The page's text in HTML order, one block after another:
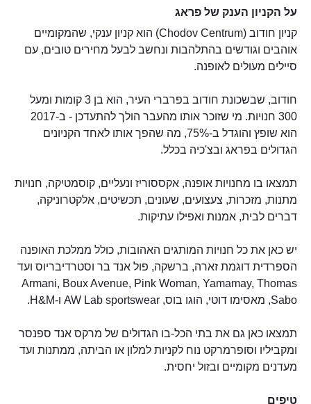
על הקניון הענק של פראג
קניון חודוב (Chodov Centrum) הוא קניון ענקי, שהמקומיים
אוהבים וגודשים בהתלהבות ונחשב לבעל מחירים טובים, עם
סיילים מעולים לאופנה.
חודוב, שבשכונת חודוב בפרברי העיר, הוא בן 3 קומות ומעל
300 חנויות. מי שזוכר אותו מהעבר הולך להתעדכן - ב-2017
הוא שופץ והוגדל ב-75%, מה שהפך אותו לאחד הקניונים
הגדולים בפראג ובצ'כיה בכלל.
תמצאו בו מחנויות אופנה, אקססוריז ונעליים, קוסמטיקה, חנויות
מתנות, מזכרות, צעצועים, שעונים, תכשיטים, אלקטרוניקה,
דברים לבית, אמנות ואפילו עתיקות.
יש כאן את כל חנויות המותגים האהובות, כולל ממלכת האופנה
הספרדית דוגמת זארה, ברשקה, פול אנד בר וסטרדיבריוס ועד
Armani, Boux Avenue, Pink Woman, Yamamay, Thomas
Sabo, מאסימו דוטי, הוגו בוס, AW Lab sportswear ו-H&M.
תמצאו כאן גם את בתי הכל-בו הגדולים של מרקס אנד ספנסר
ומקביליו וסופרמרקט נוח לקניות למלון או הביתה, ממתנות ועד
מעדנים מקומיים ובזול יחסית.
טיפים